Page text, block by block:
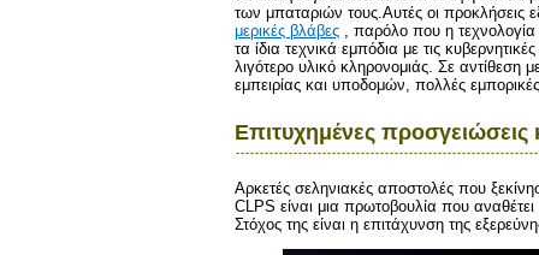
των μπαταριών τους.Αυτές οι προκλήσεις
μερικές βλάβες , παρόλο που η τεχνολογία
τα ίδια τεχνικά εμπόδια με τις
λιγότερο υλικό κληρονομιάς. Σε αντίθεση
εμπειρίας και υποδομών, πολλές
Επιτυχημένες
Αρκετές σεληνιακές αποστολές που
CLPS είναι μια πρωτοβουλία που
Στόχος της είναι η επιτάχυνση της